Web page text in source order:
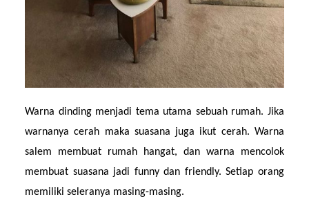
Warna dinding menjadi tema utama sebuah rumah. Jika
warnanya cerah maka suasana juga ikut cerah. Warna
salem membuat rumah hangat, dan warna mencolok
membuat suasana jadi funny dan friendly. Setiap orang
memiliki seleranya masing-masing.